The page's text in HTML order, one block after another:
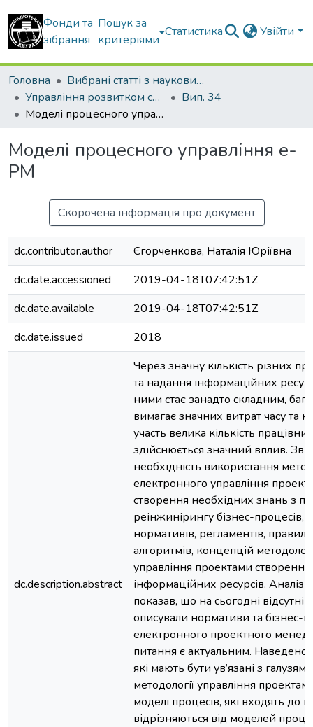
Фонди та
зібрання
Пошук за
критеріями
Статистика Увійти
Головна
Вибрані статті з наукових збірників КНУБА
Управління розвитком складних систем
Вип. 34
Моделі процесного управління е-РМ
Моделі процесного управління е-
РМ
Скорочена інформація про документ
dc.contributor.author
Єгорченкова, Наталія Юріївна
dc.date.accessioned
2019-04-18T07:42:51Z
dc.date.available
2019-04-18T07:42:51Z
dc.date.issued
2018
dc.description.abstract
Через значну кількість різних
та надання інформаційних
ними стає занадто складним,
вимагає значних витрат часу та
участь велика кількість
здійснюється значний вплив.
необхідність використання
електронного управління
створення необхідних знань з
реінжинірингу бізнес-процесів,
нормативів, регламентів,
алгоритмів, концепцій
управління проектами
інформаційних ресурсів. Аналіз
показав, що на сьогодні відсутні
описували нормативи та бізнес-
електронного проектного
питання є актуальним. Наведено
які мають бути ув’язані з
методології управління
моделі процесів, які входять до
відрізняються від моделей